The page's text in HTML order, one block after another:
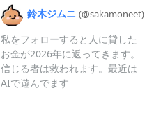
鈴木ジムニ (@sakamoneet)
私をフォローすると人に貸した
お金が2026年に返ってきます。
信じる者は救われます。最近は
AIで遊んでます